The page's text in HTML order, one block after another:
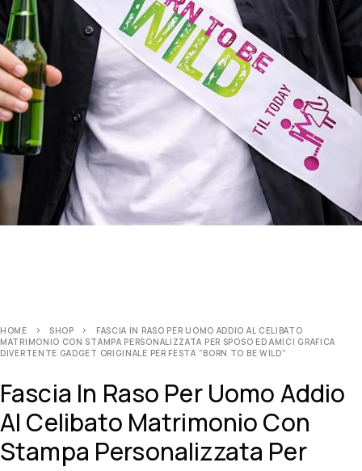
HOME SHOP
FASCIA IN RASO PER UOMO ADDIO AL CELIBATO
MATRIMONIO CON STAMPA PERSONALIZZATA PER SPOSO ED AMICI GRAFICA
DIVERTENTE GADGET ORIGINALE PER FESTA ”BORN TO BE WILD”
Fascia In Raso Per Uomo Addio
Al Celibato Matrimonio Con
Stampa Personalizzata Per